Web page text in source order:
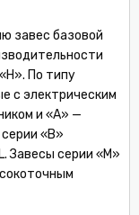
завес базовой
По типу
с электрическим
и «A» —
«B»
Завесы серии «M»